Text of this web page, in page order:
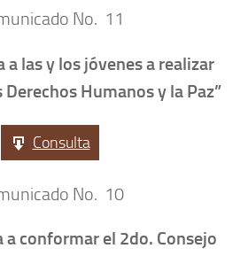
No. 11
a las y los jóvenes a realizar
Derechos Humanos y la Paz”
Consulta
No. 10
a conformar el 2do. Consejo